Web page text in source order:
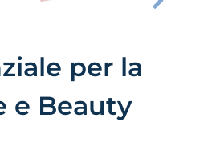
per la
e Beauty